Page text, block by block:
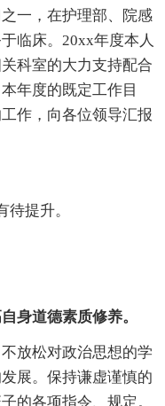
一，在护理部、院感
临床。20xx年度本人
科室的大力支持配合
年度的既定工作目
作，向各位领导汇报
提升。
道德素质修养。
放松对政治思想的学
展。保持谦虚谨慎的
的各项指令、规定。